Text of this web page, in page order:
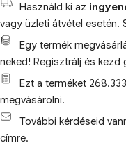
Használd ki az
vagy üzleti átvétel esetén.
Egy termék
neked! Regisztrálj és
Ezt a terméket
megvásárolni.
További kérdéseid
címre.